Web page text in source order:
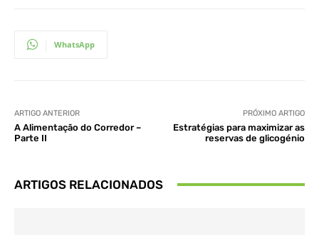
WhatsApp
ARTIGO ANTERIOR
A Alimentação do Corredor –
Parte II
PRÓXIMO ARTIGO
Estratégias para maximizar as
reservas de glicogénio
ARTIGOS RELACIONADOS